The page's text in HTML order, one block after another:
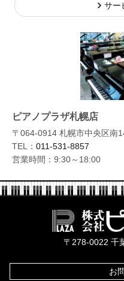
サー
ピアノプラザ札幌店
〒064-0914 札幌市中央区南
TEL： 011-531-8857
営業時間：9:30～18:00
〒278-0022 千
お